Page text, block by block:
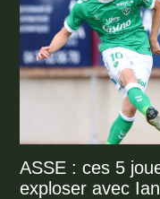
ASSE : ces 5
exploser avec